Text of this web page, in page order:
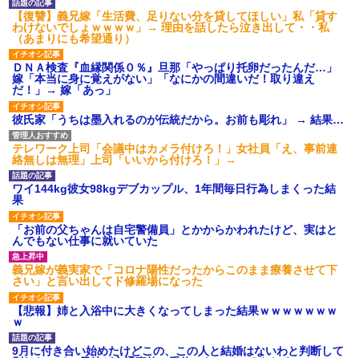
【GIF】JSのカンチョーワロ
後続車にクラクションを鳴ら
され彼氏が逆切れ。「何クラク
ション鳴らしてんだ！降りてこ
いよ！」と怒鳴りだし...
【衝撃】報酬100万円超の治験
募集がこちらｗｗｗｗｗ(※画像
あり)
【ネット騒然】惨殺されたタ
ワマン頂き女子のこの動画、す
げえええええｗｗｗｗｗｗｗｗ
ｗｗｗ
【愕然】白のクラウン俺氏、
高速道路左車線を制限速度で走
った結果wwwwwwwwwwww
百年の恋12-899 食べた量を
張り合ってくる
【悲報】佐藤輝明・・・２軍
でも盛大にやらかす←あまり悲
しませないでくれ
【復讐】義兄嫁「生活費、足りない分を貸してほしい」私「貸す
わけないでしょｗｗｗｗ」→ 理由を話したら泣き出して・・私
（あまりにも希望通り）
ＤＮＡ検査『血縁関係０％』旦那「やっぱり托卵だったんだ…」
嫁「本当に身に覚えがない」「なにかの間違いだ！取り違え
だ！」→ 嫁「あっ」
彼氏家「うちは墨入れるのが伝統だから。お前も彫れ」 → 結果…
テレワーク上司「会議中はカメラ付けろ！」女社員「え、事前連
絡無しは無理」上司「いいから付けろ！」→
ワイ144kg彼女98kgデブカップル、1年間毎日行為しまくった結
果
「お前の父ちゃんは自宅警備員」とかからかわれたけど、実はと
んでもない仕事に就いていた
義兄嫁が義実家で「コロナ陽性だったからこのまま療養させて下
さい」と言い出してド修羅場になった
【悲報】姉と入浴中に大きくなってしまった結果ｗｗｗｗｗｗｗ
ｗ
9月に付き合い始めたけどこの、この人と結婚はないわと判断して